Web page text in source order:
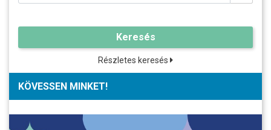
Keresés
Részletes keresés
KÖVESSEN MINKET!